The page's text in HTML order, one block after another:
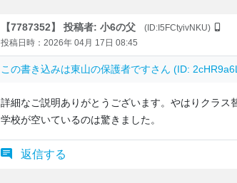
【7787352】 投稿者: 小6の父
(ID:I5FCtyivNKU)
投稿日時：2026年 04月 17日 08:45
この書き込みは東山の保護者ですさん (ID:
詳細なご説明ありがとうございます。やはりクラ
学校が空いているのは驚きました。
返信する